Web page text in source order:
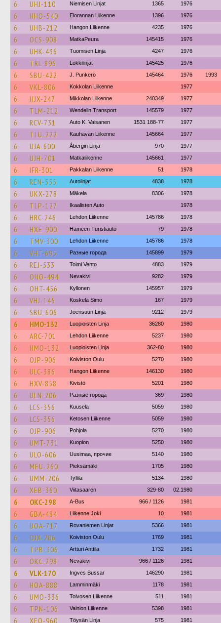
6 UHJ-110 Niemisen Linjat 1365 1976
6 HHO-540 Elorannan Liikenne 1396 1976
6 UHB-212 Hangon Liikenne 4235 1976
6 OCS-908 MatkaPeura 145415 1976
6 UHK-436 Tuomisen Linja 4247 1976
6 TRL-896 Lokkilinjat 145425 1976
6 SBU-422 J. Punkero 145464 1976 1993
6 VKL-806 Kokkolan Liikenne 1977
6 HJX-247 Mikkolan Liikenne 240349 1977
6 TLM-212 Wendelin Transport 145579 1977
6 RCV-731 Auto K. Vaisanen 1531 188-77 1977
6 TLU-222 Kauhavan Liikenne 145664 1977
6 UJA-600 Åbergin Linja 970 1977
6 UJH-701 Matkaliikenne 145661 1977
6 IFR-301 Pakkalan Liikenne 51 1978
6 REN-555 Autolinjat 4838 1978
6 UKX-278 Mäkela 8306 1978
6 TLP-127 Ikaalisten Auto 1978
6 HRC-246 Lehdon Liikenne 145786 1978
6 HXE-900 Hämeen Turistiauto 79 1978
6 TMV-300 Lehdon Liikenne 145786 1978
6 VHT-695 Разные города 145899 1979
6 REJ-533 Toimi Vento 4883 1979
6 OHO-494 Nevakivi 9282 1979
6 OHT-456 Kyllonen 145957 1979
6 VHJ-145 Koskela Simo 167 1979
6 SBU-606 Joensuun Linja 9212 1979
6 HMO-132 Luopioisten Linja 36280 1980
6 ARC-701 Lehdon Liikenne 5237 1980
6 HMO-132 Luopioisten Linja 362-80 1980
6 OJP-906 Koiviston Oulu 5270 1980
6 ULC-386 Hangon Liikenne 146130 1980
6 HXV-858 Kivistö 5201 1980
6 ULN-206 Разные города 369 1980
6 LCS-356 Kuusela 5059 1980
6 LCS-356 Ketosen Liikenne 5059 1980
6 OJP-906 Pohjola 5270 1980
6 UMT-731 Kuopion 5250 1980
6 ULO-606 Uusimaa, прочие 5140 1980
6 MEU-260 Pieksämäki 1705 1980
6 UMM-206 Tyllilä 5134 1980
6 XEB-360 Viitasaaren 329-80 02.1980
6 OKC-298 A-Bus 966 / 1126 1981
6 GBA-484 Liikenne Joki 10 1981
6 UOA-717 Rovaniemen Linjat 5366 1981
6 OJX-206 Koiviston Oulu 1769 1981
6 TPB-306 Artturi Anttila 1732 1981
6 OKC-298 Nevakivi 966 / 1126 1981
6 VLK-170 Ingves Bussar 146290 1981
6 HOA-888 Lamminmäki 1178 1981
6 UMO-336 Toivosen Liikenne 511 1981
6 TPN-106 Vainion Liikenne 5398 1981
6 XEO-960 Töysän Linja 575 1981